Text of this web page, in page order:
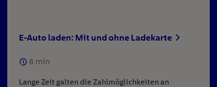
E-Auto laden: Mit und ohne Ladekarte
8 min
Lange Zeit galten die Zahlmöglichkeiten an